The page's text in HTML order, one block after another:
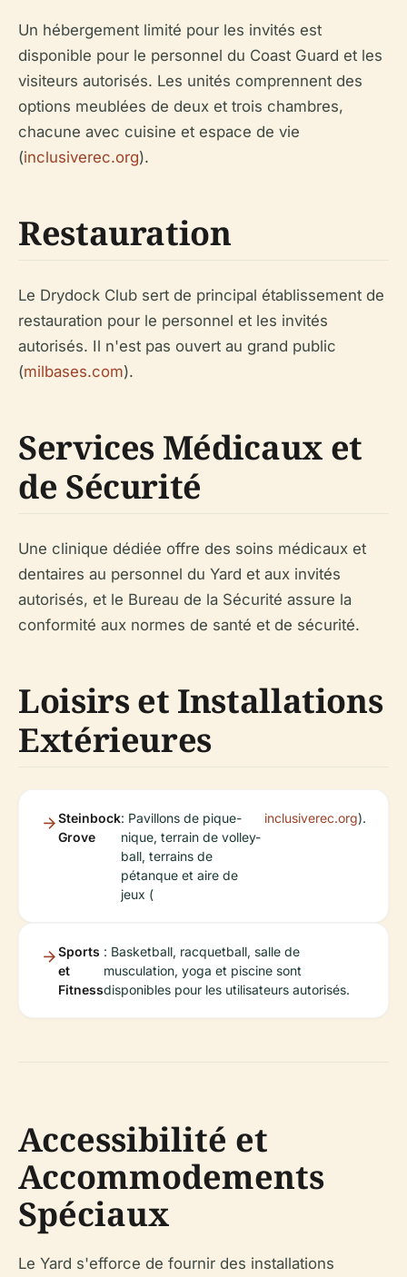
Un hébergement limité pour les invités est
disponible pour le personnel du Coast Guard et les
visiteurs autorisés. Les unités comprennent des
options meublées de deux et trois chambres,
chacune avec cuisine et espace de vie
(inclusiverec.org).
Restauration
Le Drydock Club sert de principal établissement de
restauration pour le personnel et les invités
autorisés. Il n'est pas ouvert au grand public
(milbases.com).
Services Médicaux et
de Sécurité
Une clinique dédiée offre des soins médicaux et
dentaires au personnel du Yard et aux invités
autorisés, et le Bureau de la Sécurité assure la
conformité aux normes de santé et de sécurité.
Loisirs et Installations
Extérieures
Steinbock
Grove
: Pavillons de pique-
nique, terrain de volley-
ball, terrains de
pétanque et aire de
jeux (
inclusiverec.org).
Sports
et
Fitness
: Basketball, racquetball, salle de
musculation, yoga et piscine sont
disponibles pour les utilisateurs autorisés.
Accessibilité et
Accommodements
Spéciaux
Le Yard s'efforce de fournir des installations